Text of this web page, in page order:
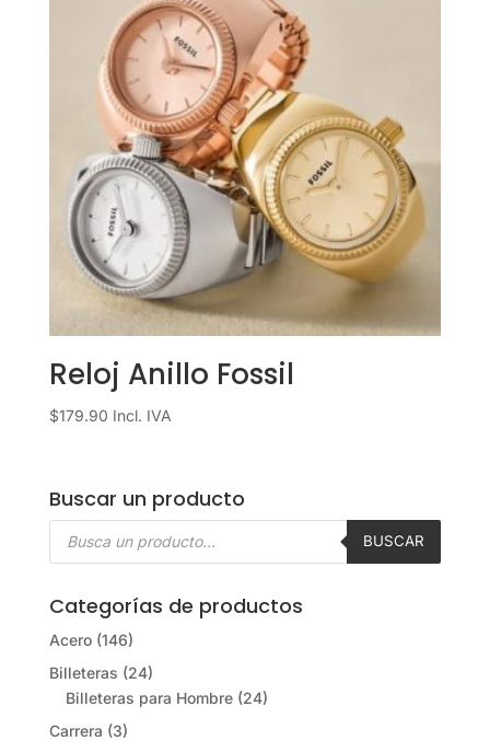
Reloj Anillo Fossil
$179.90 Incl. IVA
Buscar un producto
Búsqueda
BUSCAR
Categorías de productos
Acero (146)
Billeteras (24)
Billeteras para Hombre (24)
Carrera (3)